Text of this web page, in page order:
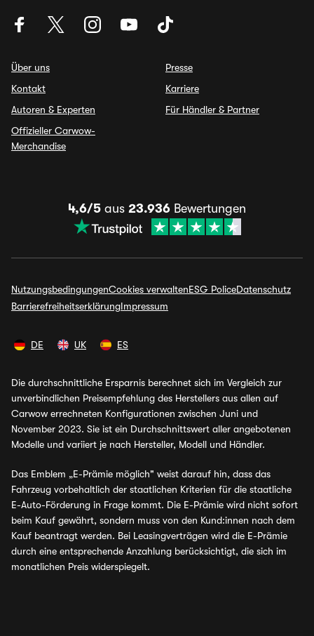
Über uns
Kontakt
Autoren & Experten
Offizieller Carwow-
Merchandise
Presse
Karriere
Für Händler & Partner
4,6/5 aus 23.936 Bewertungen
NutzungsbedingungenCookies verwaltenESG PoliceDatenschutz
BarrierefreiheitserklärungImpressum
DE UK ES
Die durchschnittliche Ersparnis berechnet sich im Vergleich zur
unverbindlichen Preisempfehlung des Herstellers aus allen auf
Carwow errechneten Konfigurationen zwischen Juni und
November 2023. Sie ist ein Durchschnittswert aller angebotenen
Modelle und variiert je nach Hersteller, Modell und Händler.
Das Emblem „E-Prämie möglich" weist darauf hin, dass das
Fahrzeug vorbehaltlich der staatlichen Kriterien für die staatliche
E-Auto-Förderung in Frage kommt. Die E-Prämie wird nicht sofort
beim Kauf gewährt, sondern muss von den Kund:innen nach dem
Kauf beantragt werden. Bei Leasingverträgen wird die E-Prämie
durch eine entsprechende Anzahlung berücksichtigt, die sich im
monatlichen Preis widerspiegelt.